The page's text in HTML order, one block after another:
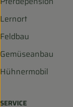
Lernort
Feldbau
Gemüseanbau
Hühnermobil
SERVICE